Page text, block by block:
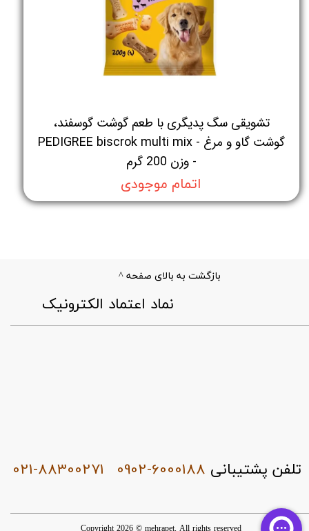
تشویقی سگ پدیگری با طعم گوشت گوسفند،
گوشت گاو و مرغ - PEDIGREE biscrok multi mix
- وزن 200 گرم
اتمام موجودی
0902-6000188
بازگشت به بالای صفحه ^
021-88300271
​نماد اعتماد الکترونیک